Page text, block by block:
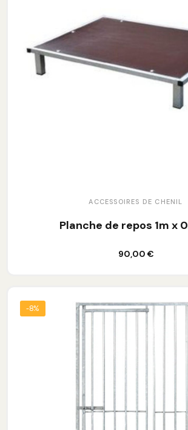
ACCESSOIRES DE CHENIL
Planche de repos 1m x
90,00 €
Ajouter au panier
-8%